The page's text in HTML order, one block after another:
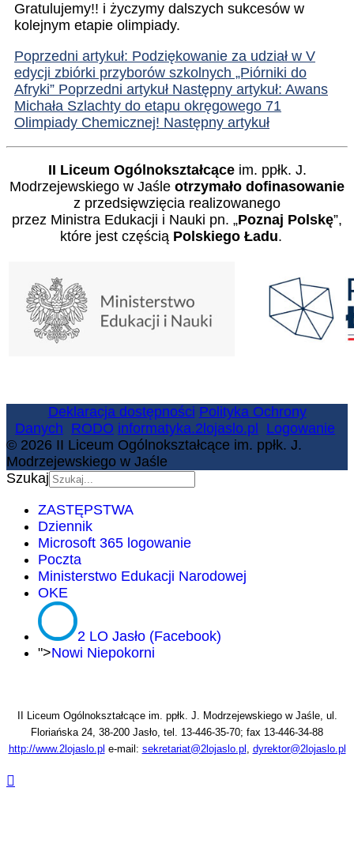
Gratulujemy!! i życzymy dalszych sukcesów w
kolejnym etapie olimpiady.
Poprzedni artykuł: Podziękowanie za udział w V
edycji zbiórki przyborów szkolnych „Piórniki do
Afryki” Poprzedni artykuł Następny artykuł: Awans
Michała Szlachty do etapu okręgowego 71
Olimpiady Chemicznej! Następny artykuł
II Liceum Ogólnokształcąceim. ppłk. J.
Modrzejewskiego w Jaśle otrzymało dofinasowanie
z przedsięwzięcia realizowanego
przez Ministra Edukacji i Nauki pn. „Poznaj Polskę”,
które jest częścią Polskiego Ładu.
Deklaracja dostępności Polityka Ochrony
Danych RODO informatyka.2lojaslo.pl
Logowanie
© 2026 II Liceum Ogólnokształcące im. ppłk. J.
Modrzejewskiego w Jaśle
Szukaj
ZASTĘPSTWA
Dziennik
Microsoft 365 logowanie
Poczta
Ministerstwo Edukacji Narodowej
OKE
2 LO Jasło (Facebook)
">Nowi Niepokorni
II Liceum Ogólnokształcące im. ppłk. J. Modrzejewskiego w Jaśle, ul.
Floriańska 24, 38-200 Jasło, tel. 13-446-35-70; fax 13-446-34-88
http://www.2lojaslo.pl e-mail: sekretariat@2lojaslo.pl , dyrektor@2lojaslo.pl